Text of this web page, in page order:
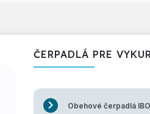
ČERPADLÁ PRE
Obehové čerpadlá IBO